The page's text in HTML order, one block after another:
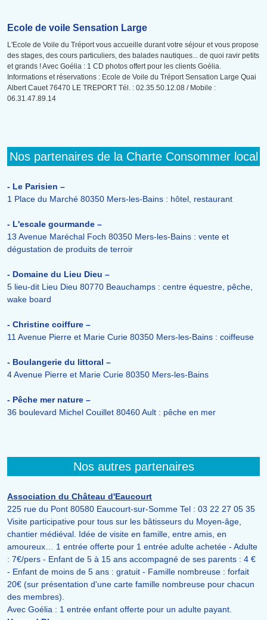
Ecole de voile Sensation Large
L'Ecole de Voile du Tréport vous accueille durant votre séjour et vous propose
des stages, des cours particuliers, des balades nautiques... de quoi ravir petits
et grands ! Avec Goélia : 1 CD photos offert pour les clients Goélia.
Informations et réservations : Ecole de Voile du Tréport Sensation Large Quai
Albert Cauet 76470 LE TREPORT Tél. : 02.35.50.12.08 / Mobile :
06.31.47.89.14
Nos partenaires de la Charte Consommer local
- Le Parisien –
1 Place du Marché 80350 Mers-les-Bains : hôtel, restaurant
- L'escale gourmande –
13 Avenue Maréchal Foch 80350 Mers-les-Bains : vente et
dégustation de produits de terroir
- Domaine du Lieu Dieu –
5 lieu-dit Lieu Dieu 80770 Beauchamps : centre équestre, pêche,
wake board
- Christine coiffure –
11 Avenue Pierre et Marie Curie 80350 Mers-les-Bains : coiffeuse
- Boulangerie du littoral –
4 Avenue Pierre et Marie Curie 80350 Mers-les-Bains
- Pêche mer nature –
36 boulevard Michel Couillet 80460 Ault : pêche en mer
Nos autres partenaires
Association du Château d'Eaucourt
225 rue du Pont 80580 Eaucourt-sur-Somme Tel : 03 22 27 05 35
Visite participative pour tous sur les bâtisseurs du Moyen-âge,
chantier médiéval. Idée de visite en famille, entre amis, en
amoureux… 1 entrée offerte pour 1 entrée adulte achetée - Adulte
: 7€/pers - Enfant de 5 à 15 ans accompagné de ses parents : 4 €
- Enfant de moins de 5 ans : gratuit - Famille nombreuse : forfait
20€ (sur présentation d'une carte famille nombreuse pour chacun
des membres).
Avec Goélia : 1 entrée enfant offerte pour un adulte payant.